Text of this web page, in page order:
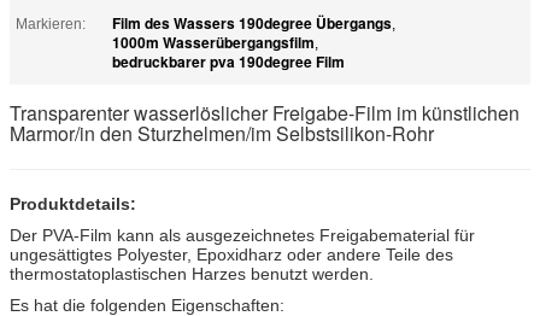
Markieren:
Film des Wassers 190degree Übergangs,
1000m Wasserübergangsfilm,
bedruckbarer pva 190degree Film
Transparenter wasserlöslicher Freigabe-Film im künstlichen
Marmor/in den Sturzhelmen/im Selbstsilikon-Rohr
Produktdetails:
Der PVA-Film kann als ausgezeichnetes Freigabematerial für
ungesättigtes Polyester, Epoxidharz oder andere Teile des
thermostatoplastischen Harzes benutzt werden.
Es hat die folgenden Eigenschaften: